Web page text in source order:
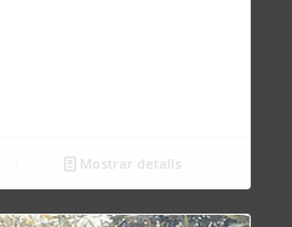
Mostrar detalls